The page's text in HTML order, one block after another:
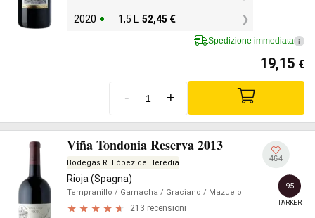
2020 1,5 L 52,45 €
Spedizione immediata i
19,15 €
- +
Viña Tondonia Reserva 2013
Bodegas R. López de Heredia
Rioja (Spagna)
Tempranillo / Garnacha / Graciano / Mazuelo
213 recensioni
464
95
PARKER